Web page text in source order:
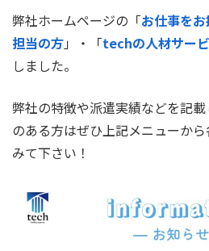
弊社ホームページの「お仕事を
担当の方」・「techの人材サー
しました。
弊社の特徴や派遣実績などを記
のある方はぜひ上記メニューか
みて下さい！